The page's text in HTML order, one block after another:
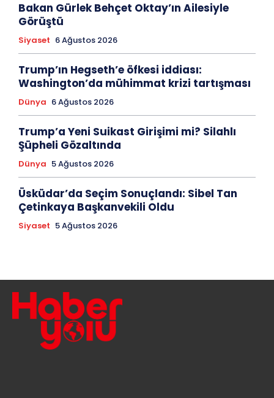
Bakan Gürlek Behçet Oktay’ın Ailesiyle
Görüştü
Siyaset 6 Ağustos 2026
Trump’ın Hegseth’e öfkesi iddiası:
Washington’da mühimmat krizi tartışması
Dünya 6 Ağustos 2026
Trump’a Yeni Suikast Girişimi mi? Silahlı
Şüpheli Gözaltında
Dünya 5 Ağustos 2026
Üsküdar’da Seçim Sonuçlandı: Sibel Tan
Çetinkaya Başkanvekili Oldu
Siyaset 5 Ağustos 2026